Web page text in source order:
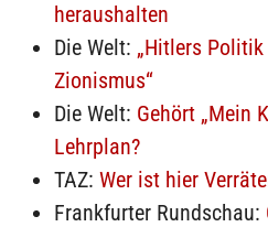
heraushalten
Die Welt: „Hitlers
Zionismus“
Die Welt: Gehört „Mein
Lehrplan?
TAZ: Wer ist hier
Frankfurter Rundschau: